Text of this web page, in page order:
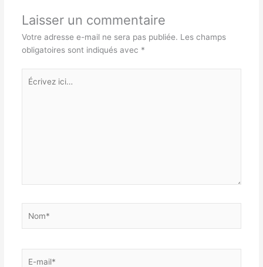
Laisser un commentaire
Votre adresse e-mail ne sera pas publiée. Les champs
obligatoires sont indiqués avec *
Écrivez
ici…